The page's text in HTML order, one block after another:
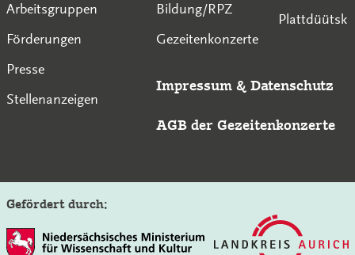
Arbeitsgruppen
Förderungen
Presse
Stellenanzeigen
Bildung/RPZ
Gezeitenkonzerte
Plattdüütsk
Impressum & Datenschutz
AGB der Gezeitenkonzerte
Gefördert durch: